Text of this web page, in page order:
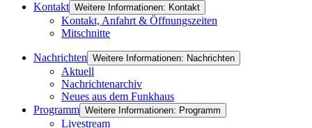
Kontakt Weitere Informationen: Kontakt
Kontakt, Anfahrt & Öffnungszeiten
Mitschnitte
Nachrichten Weitere Informationen: Nachrichten
Aktuell
Nachrichtenarchiv
Neues aus dem Funkhaus
Programm Weitere Informationen: Programm
Livestream